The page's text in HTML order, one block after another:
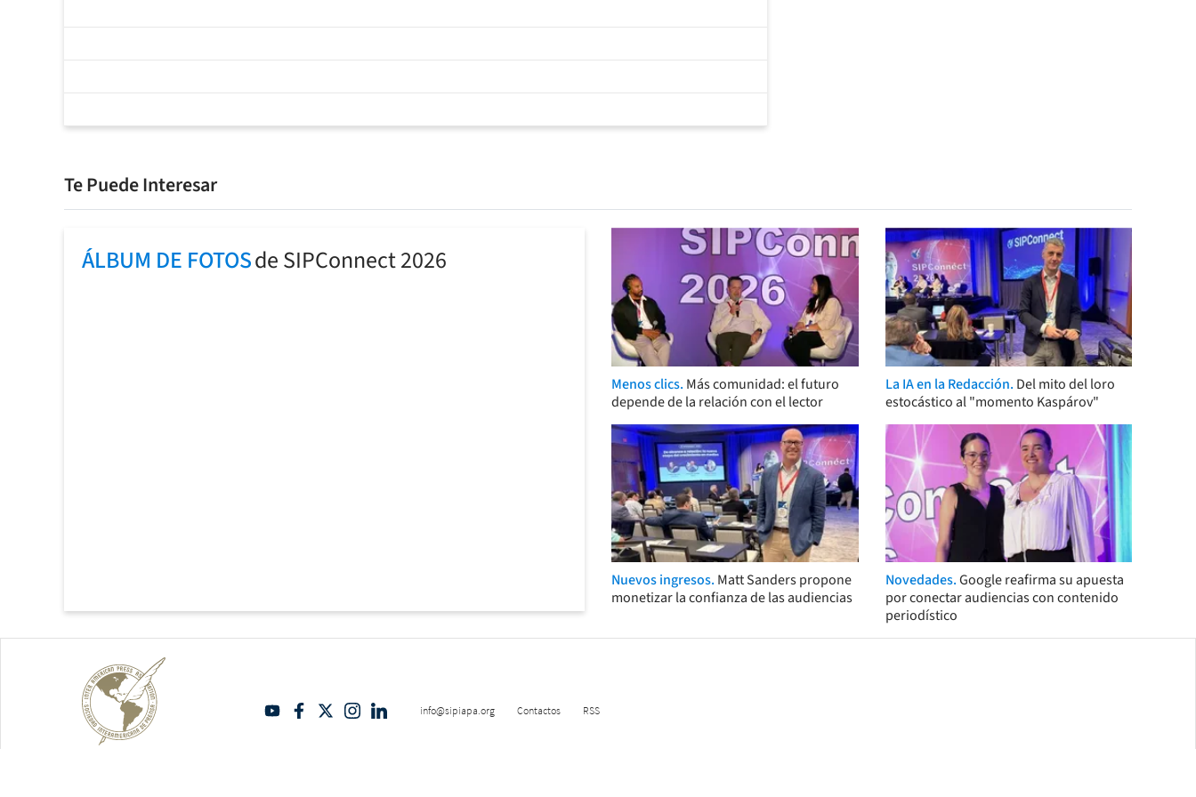
Te Puede Interesar
ÁLBUM DE FOTOSde SIPConnect 2026
Menos clics. Más comunidad: el futuro
depende de la relación con el lector
La IA en la Redacción. Del mito del loro
estocástico al "momento Kaspárov"
Nuevos ingresos. Matt Sanders propone
monetizar la confianza de las audiencias
Novedades.Google reafirma su apuesta
por conectar audiencias con contenido
periodístico
info@sipiapa.org Contactos RSS